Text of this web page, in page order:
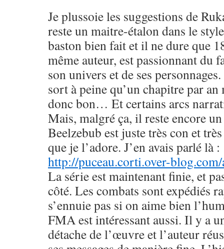
Je plussoie les suggestions de
reste un maitre-étalon dans le
baston bien fait et il ne dure que
même auteur, est passionnant du
son univers et de ses
sort à peine qu’un chapitre par
donc bon… Et certains arcs
Mais, malgré ça, il reste encore
Beelzebub est juste très con et
que je l’adore. J’en avais parlé là :
http://puceau.corti.over-
La série est maintenant finie, et
côté. Les combats sont expédiés
s’ennuie pas si on aime bien
FMA est intéressant aussi. Il y a
détache de l’œuvre et l’auteur